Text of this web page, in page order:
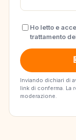
Ho letto e
trattamento
Inviando dichiari di
link di conferma. La
moderazione.